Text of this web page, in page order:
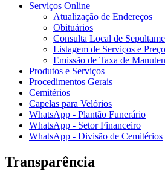
Serviços Online
Atualização de Endereços
Obituários
Consulta Local de
Listagem de Serviços e
Emissão de Taxa de
Produtos e Serviços
Procedimentos Gerais
Cemitérios
Capelas para Velórios
WhatsApp - Plantão Funerário
WhatsApp - Setor Financeiro
WhatsApp - Divisão de Cemitérios
Transparência